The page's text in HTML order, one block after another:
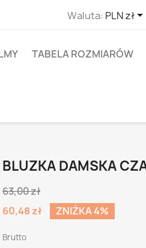
Waluta: PLN zł
TABELA ROZMIARÓW
BLUZKA DAMSKA
63,00 zł
60,48 zł
ZNIŻKA 4%
Brutto